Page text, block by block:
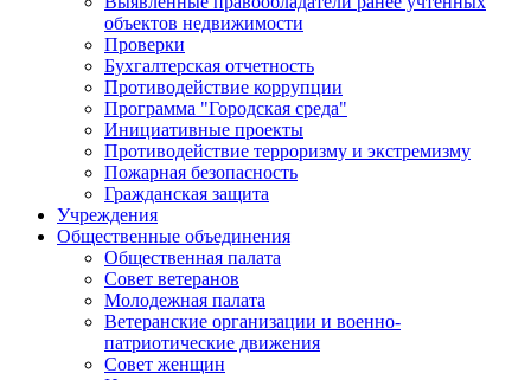
объектов недвижимости
Проверки
Бухгалтерская отчетность
Противодействие коррупции
Программа "Городская среда"
Инициативные проекты
Противодействие терроризму и экстремизму
Пожарная безопасность
Гражданская защита
Учреждения
Общественные объединения
Общественная палата
Совет ветеранов
Молодежная палата
Ветеранские организации и военно-
патриотические движения
Совет женщин